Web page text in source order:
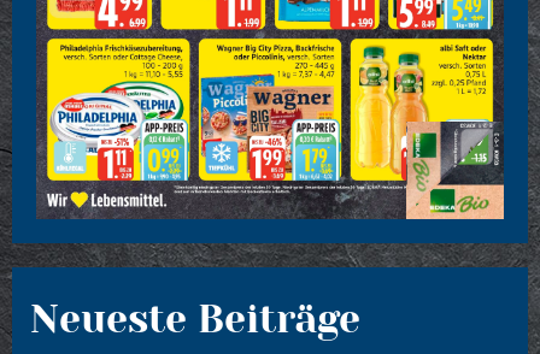
Neueste Beiträge